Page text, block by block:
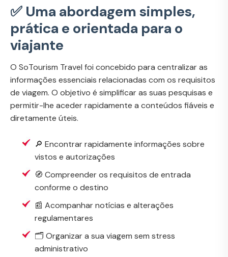
✅ Uma abordagem simples,
prática e orientada para o
viajante
O SoTourism Travel foi concebido para centralizar as
informações essenciais relacionadas com os requisitos
de viagem. O objetivo é simplificar as suas pesquisas e
permitir-lhe aceder rapidamente a conteúdos fiáveis e
diretamente úteis.
🔎 Encontrar rapidamente informações sobre
vistos e autorizações
🧭 Compreender os requisitos de entrada
conforme o destino
📰 Acompanhar notícias e alterações
regulamentares
🗂️ Organizar a sua viagem sem stress
administrativo